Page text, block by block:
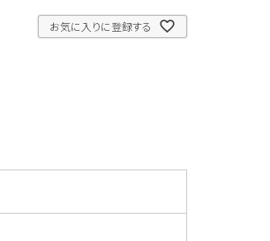
お気に入りに登録する